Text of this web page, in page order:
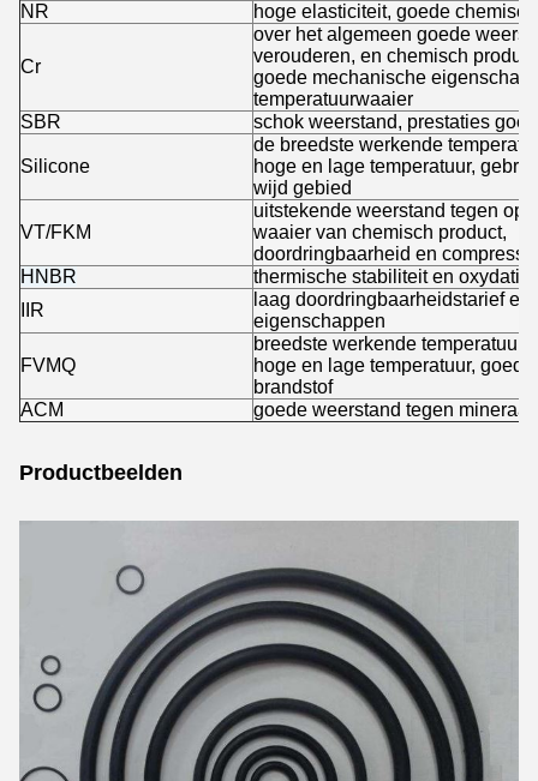
NR
hoge elasticiteit, goede
Cr
over het algemeen goede
verouderen, en chemisch
goede mechanische
temperatuurwaaier
SBR
schok weerstand, prestaties
Silicone
de breedste werkende
hoge en lage temperatuur,
wijd gebied
VT/FKM
uitstekende weerstand tegen op
waaier van chemisch product,
doordringbaarheid en
HNBR
thermische stabiliteit en
IIR
laag doordringbaarheidstarief
eigenschappen
FVMQ
breedste werkende
hoge en lage temperatuur,
brandstof
ACM
goede weerstand tegen
Productbeelden